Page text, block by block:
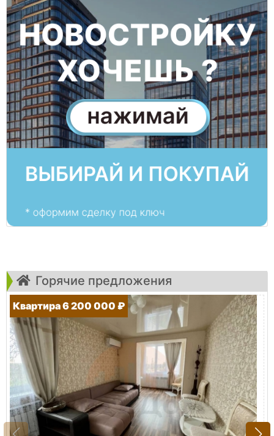
Горячие предложения
Квартира 6 200 000 ₽